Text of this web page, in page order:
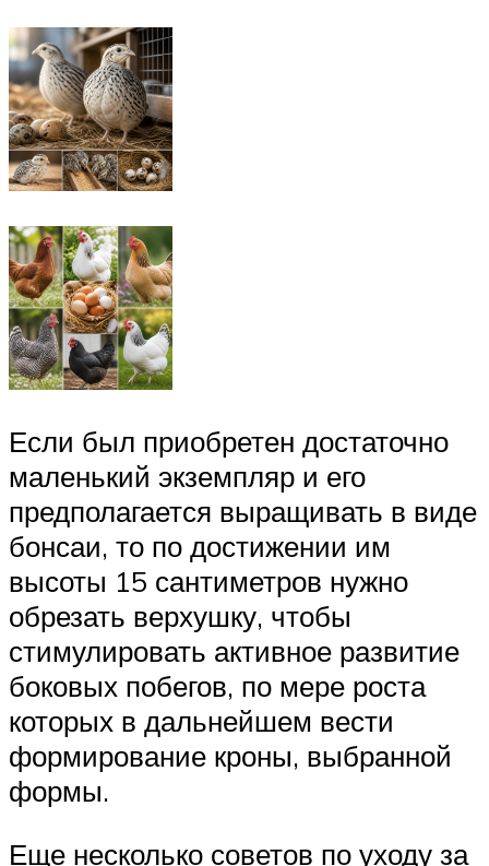
Если был приобретен достаточно
маленький экземпляр и его
предполагается выращивать в виде
бонсаи, то по достижении им
высоты 15 сантиметров нужно
обрезать верхушку, чтобы
стимулировать активное развитие
боковых побегов, по мере роста
которых в дальнейшем вести
формирование кроны, выбранной
формы.
Еще несколько советов по уходу за